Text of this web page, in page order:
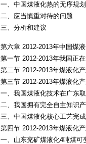
一、中国煤液化热的无序规划
二、应当慎重对待的问题
三、分析和建议
第六章 2012-2013年中国煤
第一节 2012-2013年我国正
第二节 2012-2013年煤液化
第三节 2012-2013年煤液化
一、我国煤液化技术在广东
二、我国拥有完全自主知识
三、中国煤液化核心工艺完
第四节 2012-2013年煤液化
一、山东兖矿煤液化4吨煤可